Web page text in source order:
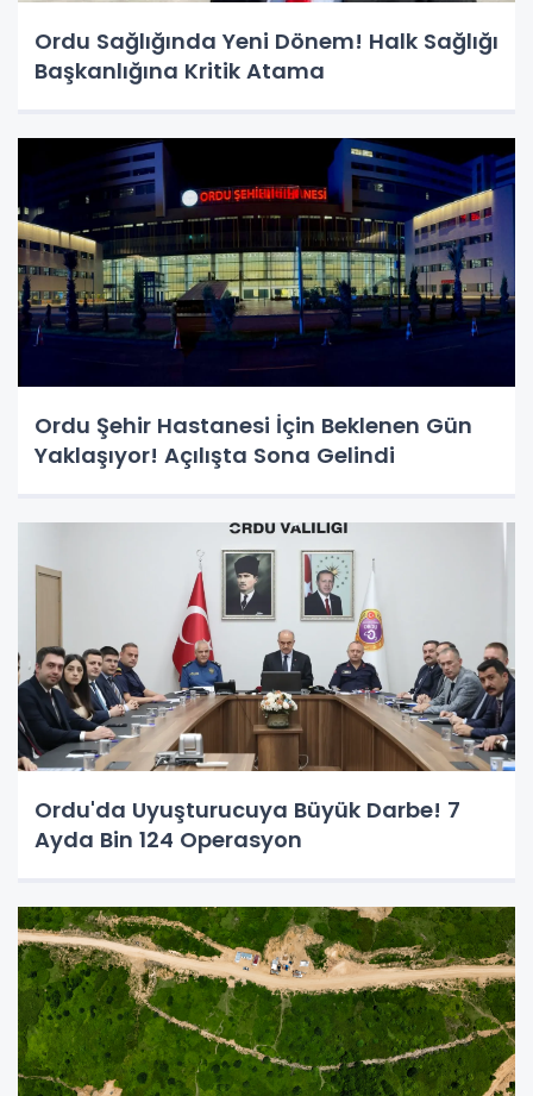
Ordu Sağlığında Yeni Dönem! Halk Sağlığı
Başkanlığına Kritik Atama
Ordu Şehir Hastanesi İçin Beklenen Gün
Yaklaşıyor! Açılışta Sona Gelindi
Ordu'da Uyuşturucuya Büyük Darbe! 7
Ayda Bin 124 Operasyon